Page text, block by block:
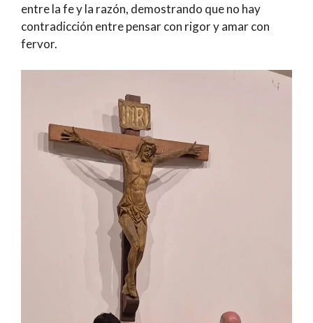
entre la fe y la razón, demostrando que no hay
contradicción entre pensar con rigor y amar con
fervor.